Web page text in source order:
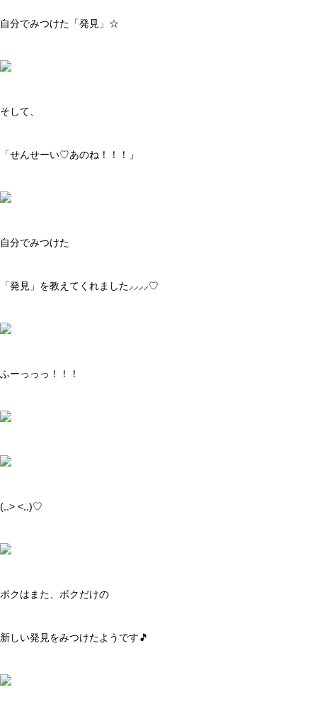
自分でみつけた「発見」☆
そして、
「せんせーい♡あのね！！！」
自分でみつけた
「発見」を教えてくれました⸝⸝⸝⸝♡
ふーっっっ！！！
(,,> <,,)♡
ボクはまた、ボクだけの
新しい発見をみつけたようです🎵